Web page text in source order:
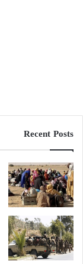
Recent Posts